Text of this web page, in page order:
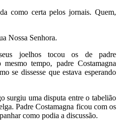
como certa pelos jornais. Quem,
Nossa Senhora.
joelhos tocou os de padre
tempo, padre Costamagna
se dissesse que estava esperando
surgiu uma disputa entre o tabelião
Padre Costamagna ficou com os
como podia a discussão.